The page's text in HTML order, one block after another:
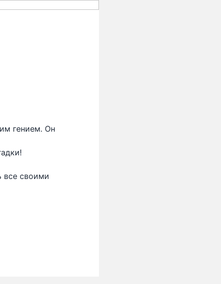
гением. Он
все своими